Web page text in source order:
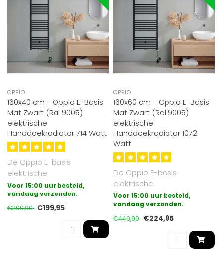
OPPIO
160x40 cm - Oppio E-Basis
Mat Zwart (Ral 9005)
elektrische
Handdoekradiator 714 Watt
De Oppio E-basis
elektrische
badkamerradiator is de
meest eenvoudige vorm
van el..
Voor 15:00 uur besteld,
vandaag verzonden.
€399,90 €199,95
OPPIO
160x60 cm - Oppio E-Basis
Mat Zwart (Ral 9005)
elektrische
Handdoekradiator 1072
Watt
De Oppio E-basis
elektrische
badkamerradiator is de
meest eenvoudige vorm
van el..
Voor 15:00 uur besteld,
vandaag verzonden.
€449,90 €224,95